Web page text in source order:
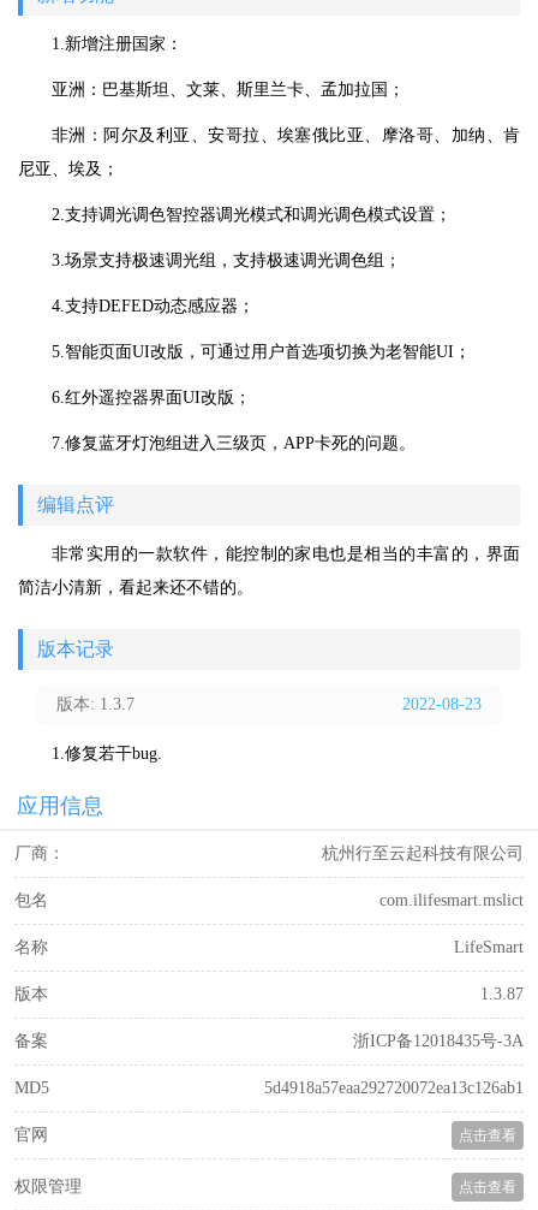
1.新增注册国家：
亚洲：巴基斯坦、文莱、斯里兰卡、孟加拉国；
非洲：阿尔及利亚、安哥拉、埃塞俄比亚、摩洛哥、加纳、肯
尼亚、埃及；
2.支持调光调色智控器调光模式和调光调色模式设置；
3.场景支持极速调光组，支持极速调光调色组；
4.支持DEFED动态感应器；
5.智能页面UI改版，可通过用户首选项切换为老智能UI；
6.红外遥控器界面UI改版；
7.修复蓝牙灯泡组进入三级页，APP卡死的问题。
编辑点评
非常实用的一款软件，能控制的家电也是相当的丰富的，界面
简洁小清新，看起来还不错的。
版本记录
2022-08-23
版本: 1.3.7
1.修复若干bug.
应用信息
厂商： 杭州行至云起科技有限公司
包名 com.ilifesmart.mslict
名称 LifeSmart
版本 1.3.87
备案 浙ICP备12018435号-3A
MD5 5d4918a57eaa292720072ea13c126ab1
官网 点击查看
权限管理 点击查看